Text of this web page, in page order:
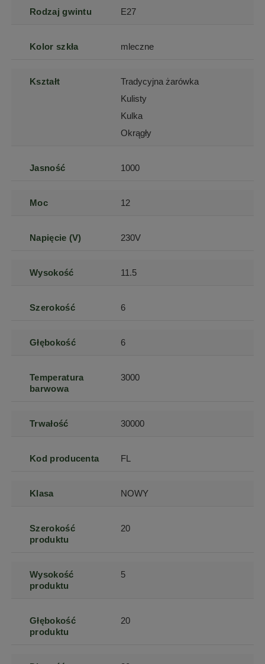
Rodzaj gwintu E27
Kolor szkła mleczne
Kształt
Tradycyjna żarówka
Kulisty
Kulka
Okrągły
Jasność 1000
Moc 12
Napięcie (V) 230V
Wysokość 11.5
Szerokość 6
Głębokość 6
Temperatura
barwowa
3000
Trwałość 30000
Kod producenta FL
Klasa NOWY
Szerokość
produktu
20
Wysokość
produktu
5
Głębokość
produktu
20